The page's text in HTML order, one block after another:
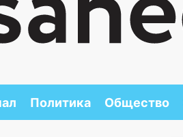
Политика Общество